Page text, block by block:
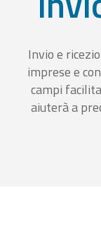
Invio e
imprese e
campi
aiuterà a